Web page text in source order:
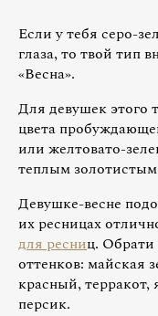
Если у тебя серо-
глаза, то твой тип
«Весна».
Для девушек этого
цвета
или желтовато-
теплым
Девушке-весне
их ресницах
для ресниц.
оттенков: майская
красный,
персик.